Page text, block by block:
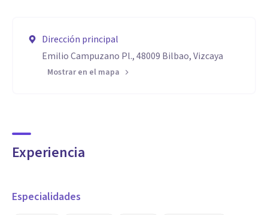
Dirección principal
Emilio Campuzano Pl., 48009 Bilbao, Vizcaya
Mostrar en el mapa
Experiencia
Especialidades